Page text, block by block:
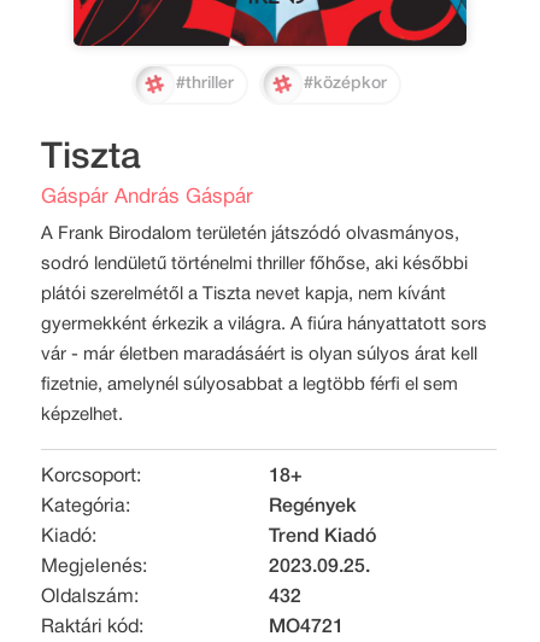
#thriller #középkor
Tiszta
Gáspár András Gáspár
A Frank Birodalom területén játszódó olvasmányos,
sodró lendületű történelmi thriller főhőse, aki későbbi
plátói szerelmétől a Tiszta nevet kapja, nem kívánt
gyermekként érkezik a világra. A fiúra hányattatott sors
vár - már életben maradásáért is olyan súlyos árat kell
fizetnie, amelynél súlyosabbat a legtöbb férfi el sem
képzelhet.
Korcsoport:
18+
Kategória:
Regények
Kiadó:
Trend Kiadó
Megjelenés:
2023.09.25.
Oldalszám:
432
Raktári kód:
MO4721